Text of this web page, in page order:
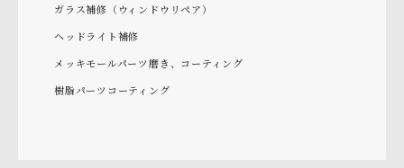
ガラス補修（ウィンドウリペア）
ヘッドライト補修
メッキモールパーツ磨き、コーティング
樹脂パーツコーティング